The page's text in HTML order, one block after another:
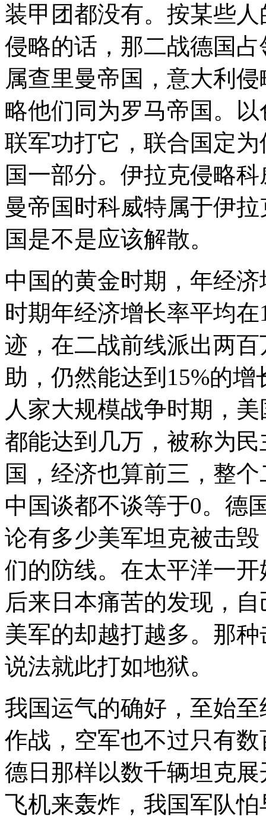
装甲团都没有。按某些
侵略的话，那二战德国
属查里曼帝国，意大利
略他们同为罗马帝国。
联军功打它，联合国定
国一部分。伊拉克侵略
曼帝国时科威特属于伊
国是不是应该解散。
中国的黄金时期，年经
时期年经济增长率平均
迹，在二战前线派出两
助，仍然能达到15%的
人家大规模战争时期，
都能达到几万，被称为
国，经济也算前三，整
中国谈都不谈等于0。德
论有多少美军坦克被击
们的防线。在太平洋一
后来日本痛苦的发现，
美军的却越打越多。那
说法就此打如地狱。
我国运气的确好，至始
作战，空军也不过只有
德日那样以数千辆坦克
飞机来轰炸，我国军队